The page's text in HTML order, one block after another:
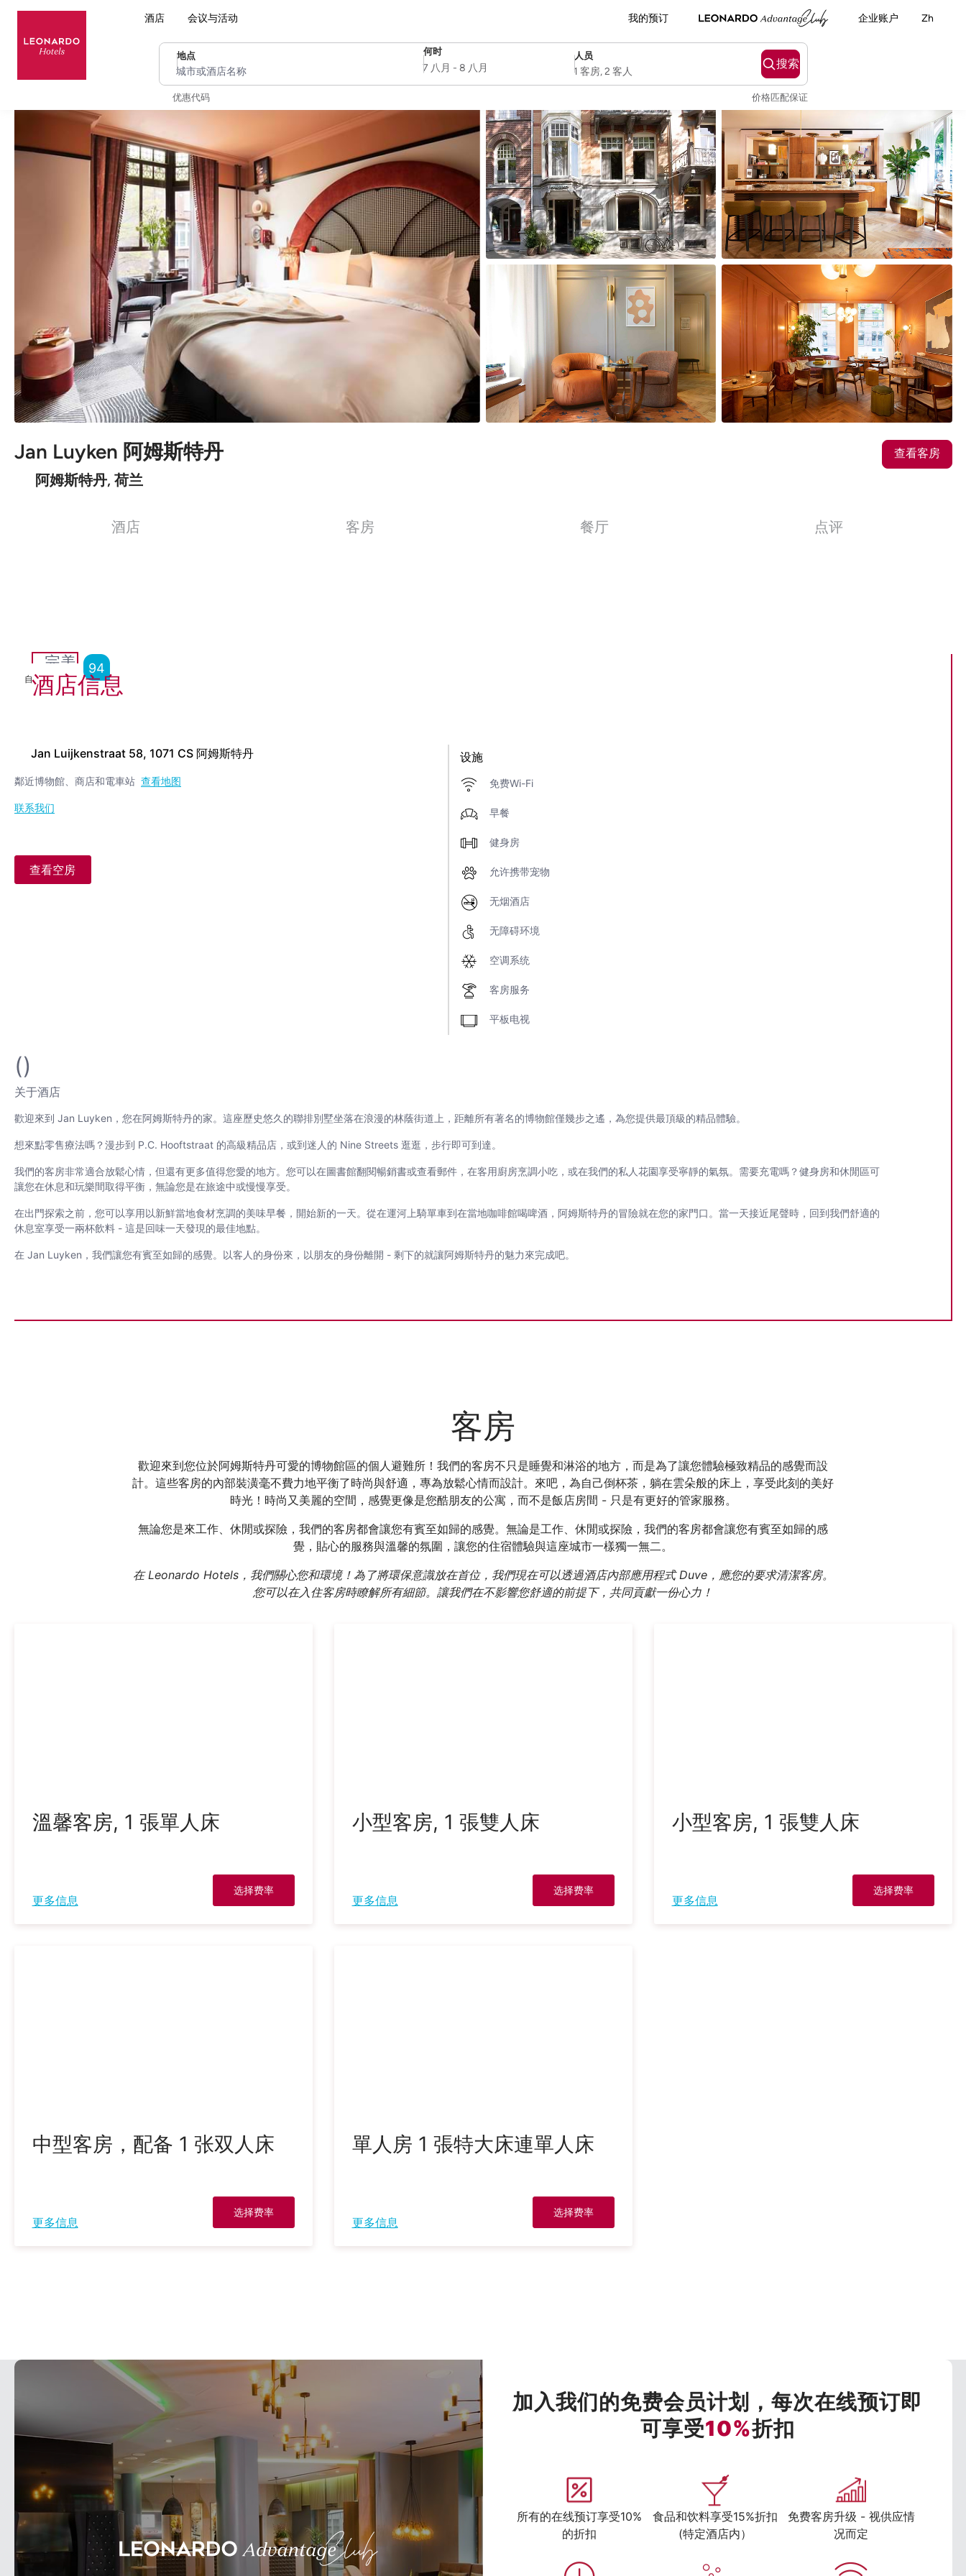
酒店 会议与活动 我的预订 企业账户 Zh
Jan Luyken 阿姆斯特丹
阿姆斯特丹, 荷兰
查看客房
地点
城市或酒店名称
何时
SelectDate
7 八月 - 8 八月
人员
Username
1 客房, 2 客人
搜索
优惠代码 价格匹配保证
酒店 客房 餐厅 点评
完美
自2,109点评
94
酒店信息
Jan Luijkenstraat 58, 1071 CS 阿姆斯特丹
鄰近博物館、商店和電車站 查看地图
联系我们
查看空房
设施
免费Wi-Fi
早餐
健身房
允许携带宠物
无烟酒店
无障碍环境
空调系统
客房服务
平板电视
()
关于酒店
歡迎來到 Jan Luyken，您在阿姆斯特丹的家。這座歷史悠久的聯排別墅坐落在浪漫的林蔭街道上，距離所有著名的博物館僅幾步之遙，為您提供最頂級的精品體驗。
想來點零售療法嗎？漫步到 P.C. Hooftstraat 的高級精品店，或到迷人的 Nine Streets 逛逛，步行即可到達。
我們的客房非常適合放鬆心情，但還有更多值得您愛的地方。您可以在圖書館翻閱暢銷書或查看郵件，在客用廚房烹調小吃，或在我們的私人花園享受寧靜的氣氛。需要充電嗎？健身房和休閒區可
讓您在休息和玩樂間取得平衡，無論您是在旅途中或慢慢享受。
在出門探索之前，您可以享用以新鮮當地食材烹調的美味早餐，開始新的一天。從在運河上騎單車到在當地咖啡館喝啤酒，阿姆斯特丹的冒險就在您的家門口。當一天接近尾聲時，回到我們舒適的
休息室享受一兩杯飲料 - 這是回味一天發現的最佳地點。
在 Jan Luyken，我們讓您有賓至如歸的感覺。以客人的身份來，以朋友的身份離開 - 剩下的就讓阿姆斯特丹的魅力來完成吧。
客房
歡迎來到您位於阿姆斯特丹可愛的博物館區的個人避難所！我們的客房不只是睡覺和淋浴的地方，而是為了讓您體驗極致精品的感覺而設
計。這些客房的內部裝潢毫不費力地平衡了時尚與舒適，專為放鬆心情而設計。來吧，為自己倒杯茶，躺在雲朵般的床上，享受此刻的美好
時光！時尚又美麗的空間，感覺更像是您酷朋友的公寓，而不是飯店房間 - 只是有更好的管家服務。
無論您是來工作、休閒或探險，我們的客房都會讓您有賓至如歸的感覺。無論是工作、休閒或探險，我們的客房都會讓您有賓至如歸的感
覺，貼心的服務與溫馨的氛圍，讓您的住宿體驗與這座城市一樣獨一無二。
在 Leonardo Hotels，我們關心您和環境！為了將環保意識放在首位，我們現在可以透過酒店內部應用程式 Duve，應您的要求清潔客房。
您可以在入住客房時瞭解所有細節。讓我們在不影響您舒適的前提下，共同貢獻一份心力！
溫馨客房, 1 張單人床
更多信息
选择费率
小型客房, 1 張雙人床
更多信息
选择费率
小型客房, 1 張雙人床
更多信息
选择费率
中型客房，配备 1 张双人床
更多信息
选择费率
單人房 1 張特大床連單人床
更多信息
选择费率
加入我们的免费会员计划，每次在线预订即
可享受10%折扣
所有的在线预订享受10%
的折扣
食品和饮料享受15%折扣
(特定酒店内）
免费客房升级 - 视供应情
况而定